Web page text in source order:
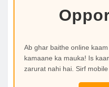
Ab ghar baithe online
kamaane ka mauka! Is
zarurat nahi hai. Sirf